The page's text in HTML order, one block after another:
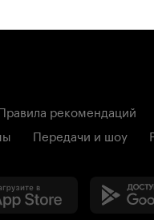
рекомендаций
Передачи и шоу